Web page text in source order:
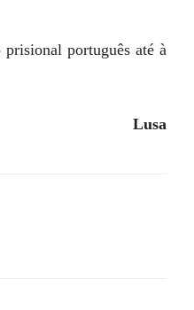
português até à
Lusa